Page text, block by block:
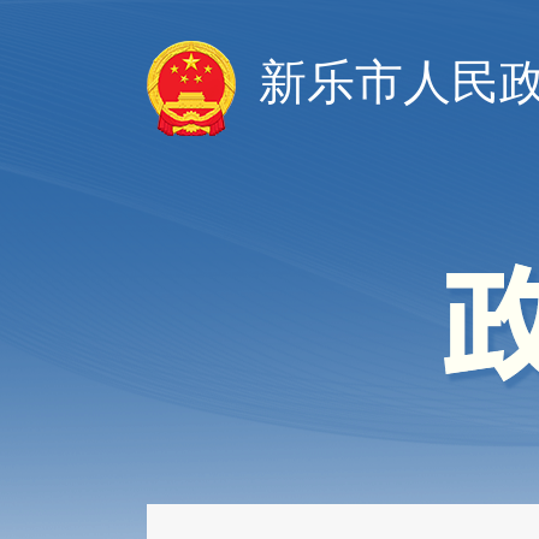
新乐市人民